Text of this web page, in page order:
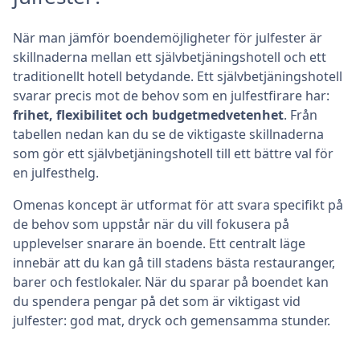
När man jämför boendemöjligheter för julfester är
skillnaderna mellan ett självbetjäningshotell och ett
traditionellt hotell betydande. Ett självbetjäningshotell
svarar precis mot de behov som en julfestfirare har:
frihet, flexibilitet och budgetmedvetenhet. Från
tabellen nedan kan du se de viktigaste skillnaderna
som gör ett självbetjäningshotell till ett bättre val för
en julfesthelg.
Omenas koncept är utformat för att svara specifikt på
de behov som uppstår när du vill fokusera på
upplevelser snarare än boende. Ett centralt läge
innebär att du kan gå till stadens bästa restauranger,
barer och festlokaler. När du sparar på boendet kan
du spendera pengar på det som är viktigast vid
julfester: god mat, dryck och gemensamma stunder.